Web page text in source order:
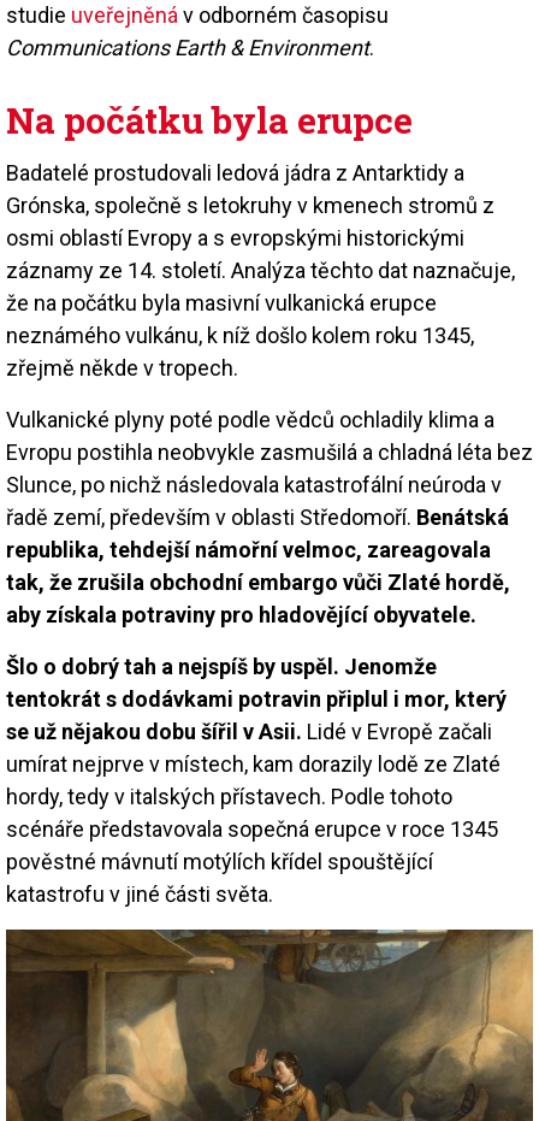
studie uveřejněná v odborném časopisu
Communications Earth & Environment.
Na počátku byla erupce
Badatelé prostudovali ledová jádra z Antarktidy a
Grónska, společně s letokruhy v kmenech stromů z
osmi oblastí Evropy a s evropskými historickými
záznamy ze 14. století. Analýza těchto dat naznačuje,
že na počátku byla masivní vulkanická erupce
neznámého vulkánu, k níž došlo kolem roku 1345,
zřejmě někde v tropech.
Vulkanické plyny poté podle vědců ochladily klima a
Evropu postihla neobvykle zasmušilá a chladná léta bez
Slunce, po nichž následovala katastrofální neúroda v
řadě zemí, především v oblasti Středomoří. Benátská
republika, tehdejší námořní velmoc, zareagovala
tak, že zrušila obchodní embargo vůči Zlaté hordě,
aby získala potraviny pro hladovějící obyvatele.
Šlo o dobrý tah a nejspíš by uspěl. Jenomže
tentokrát s dodávkami potravin připlul i mor, který
se už nějakou dobu šířil v Asii. Lidé v Evropě začali
umírat nejprve v místech, kam dorazily lodě ze Zlaté
hordy, tedy v italských přístavech. Podle tohoto
scénáře představovala sopečná erupce v roce 1345
pověstné mávnutí motýlích křídel spouštějící
katastrofu v jiné části světa.
Image